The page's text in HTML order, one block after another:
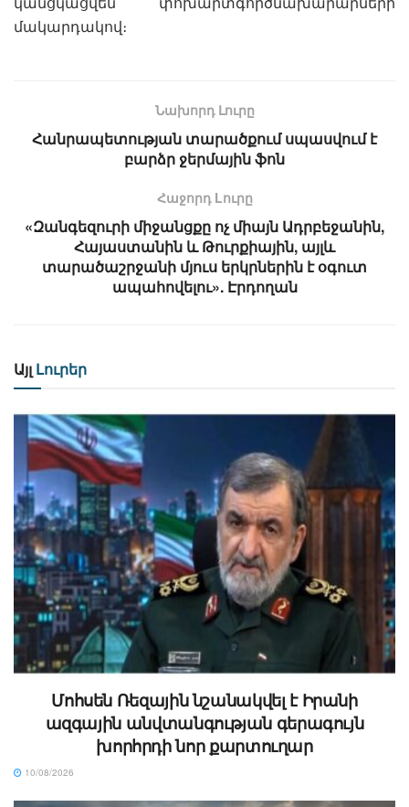
մակարդակով։
Նախորդ Լուրը
Հանրապետության տարածքում սպասվում է
բարձր ջերմային ֆոն
Հաջորդ Lուրը
«Զանգեզուրի միջանցքը ոչ միայն Ադրբեջանին,
Հայաստանին և Թուրքիային, այլև
տարածաշրջանի մյուս երկրներին է օգուտ
ապահովելու». Էրդողան
Այլ Լուրեր
Մոհսեն Ռեզային նշանակվել է Իրանի
ազգային անվտանգության գերագույն
խորհրդի նոր քարտուղար
10/08/2026